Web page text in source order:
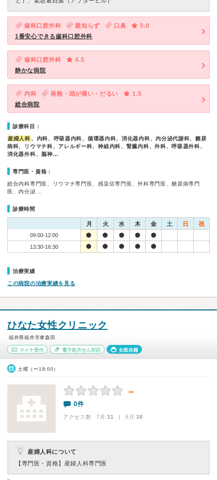
歯科口腔外科 親知らず 口臭
5.0
1番安心できる歯科口腔外科
歯科口腔外科
4.5
静かな病院
内科 発熱・頭が痛い・だるい
1.5
総合病院
診療科目：
産婦人科 、内科、呼吸器内科、循環器内科、消化器内科、内分泌代謝科、糖尿
病科、リウマチ科、アレルギー科、神経内科、腎臓内科、外科、呼吸器外科、
消化器外科、脳神…
専門医・資格：
総合内科専門医、リウマチ専門医、感染症専門医、外科専門医、糖尿病専門
医、内分泌…
診療時間
月 火 水 木 金 土 日 祝
09:00-12:00
13:30-16:30
治療実績
この病院の治療実績を見る
ひなた女性クリニック
福井県福井市東森田
マイナ受付 電子処方せん対応 女医在籍
土曜（〜18:00）
－
0件
アクセス数 7月:31 | 6月:38
産婦人科について
【専門医・資格】 産婦人科専門医